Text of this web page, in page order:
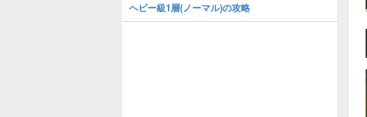
ヘビー級1層(ノーマル)の攻略